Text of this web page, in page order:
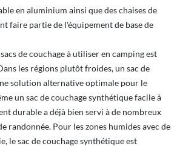
en aluminium ainsi que des chaises de
faire partie de l'équipement de base de
de couchage à utiliser en camping est
les régions plutôt froides, un sac de
solution alternative optimale pour le
un sac de couchage synthétique facile à
durable a déjà bien servi à de nombreux
randonnée. Pour les zones humides avec de
le sac de couchage synthétique est